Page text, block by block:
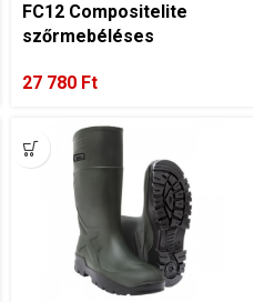
FC12 Compositelite
szőrmebéléses
27 780 Ft